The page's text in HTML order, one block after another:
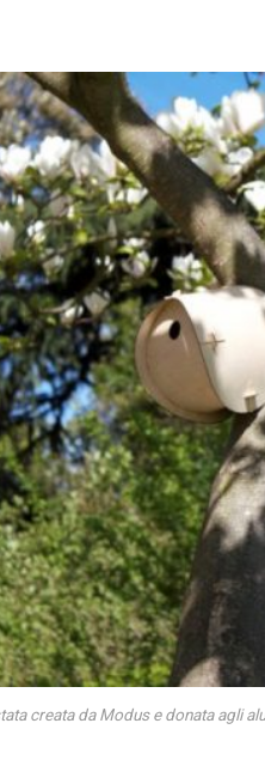
creata da Modus e donata agli